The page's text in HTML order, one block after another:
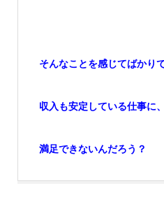
そんなことを感じてばかりで
収入も安定している仕事に、
満足できないんだろう？